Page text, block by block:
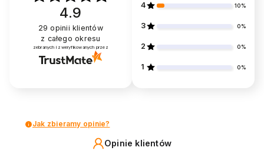
4.9
29 opinii klientów
z całego okresu
zebranych i zweryfikowanych przez
4 10%
3 0%
2 0%
1 0%
Jak zbieramy opinie?
Opinie klientów